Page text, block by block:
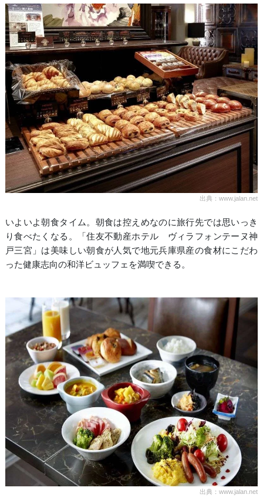
出典：www.jalan.net
いよいよ朝食タイム。朝食は控えめなのに旅行先では思いっき
り食べたくなる。「住友不動産ホテル ヴィラフォンテーヌ神
戸三宮」は美味しい朝食が人気で地元兵庫県産の食材にこだわ
った健康志向の和洋ビュッフェを満喫できる。
出典：www.jalan.net